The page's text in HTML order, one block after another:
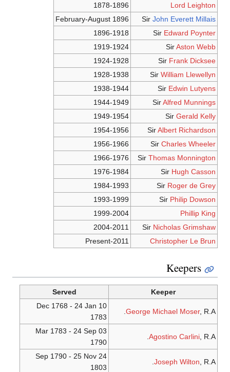
Lord Leighton
1878-1896
SirJohn Everett Millais
February-August 1896
Sir Edward Poynter
1896-1918
SirAston Webb
1919-1924
Sir Frank Dicksee
1924-1928
SirWilliam Llewellyn
1928-1938
Sir Edwin Lutyens
1938-1944
SirAlfred Munnings
1944-1949
SirGerald Kelly
1949-1954
SirAlbert Richardson
1954-1956
SirCharles Wheeler
1956-1966
SirThomas Monnington
1966-1976
Sir Hugh Casson
1976-1984
Sir Roger de Grey
1984-1993
Sir Philip Dowson
1993-1999
Phillip King
1999-2004
Sir Nicholas Grimshaw
2004-2011
Christopher Le Brun
2011-Present
Keepers
Keeper
Served
George Michael Moser, R.A.
10 Dec 1768 - 24 Jan
1783
Agostino Carlini , R.A.
03 Mar 1783 - 24 Sep
1790
Joseph Wilton , R.A.
24 Sep 1790 - 25 Nov
1803